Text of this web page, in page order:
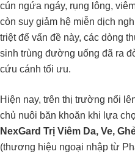
cún ngứa ngáy, rụng lông,
còn suy giảm hệ miễn dịch
triệt để vấn đề này, các dòng
sinh trùng đường uống đã ra
cứu cánh tối ưu.
Hiện nay, trên thị trường nổi
chủ nuôi băn khoăn khi lựa
NexGard Trị Viêm Da, Ve,
(thương hiệu ngoại nhập từ